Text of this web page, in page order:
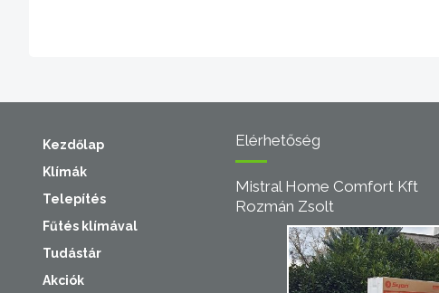
Kezdőlap
Klímák
Telepítés
Fűtés klímával
Tudástár
Akciók
Elérhetőség
Mistral Home Comfort Kft
Rozmán Zsolt